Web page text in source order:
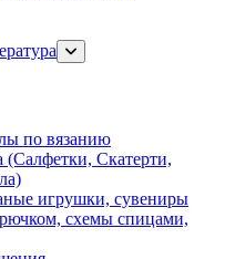
по вязанию
(Салфетки, Скатерти,
игрушки, сувениры
схемы спицами,